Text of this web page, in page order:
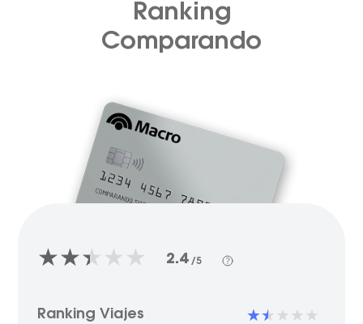
Ranking
Comparando
2.4 /5
Ranking Viajes